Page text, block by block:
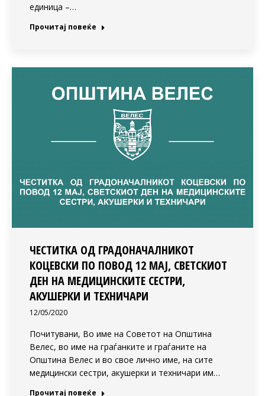
единица –…
Прочитај повеќе
ЧЕСТИТКА ОД ГРАДОНАЧАЛНИКОТ
КОЦЕВСКИ ПО ПОВОД 12 МАЈ, СВЕТСКИОТ
ДЕН НА МЕДИЦИНСКИТЕ СЕСТРИ,
АКУШЕРКИ И ТЕХНИЧАРИ
12/05/2020
Почитувани, Во име на Советот на Општина
Велес, во име на граѓанките и граѓаните на
Општина Велес и во свое лично име, на сите
медицински сестри, акушерки и техничари им…
Прочитај повеќе